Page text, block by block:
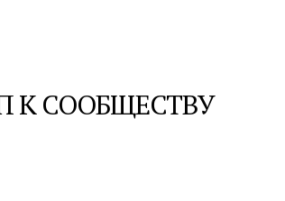
К СООБЩЕСТВУ